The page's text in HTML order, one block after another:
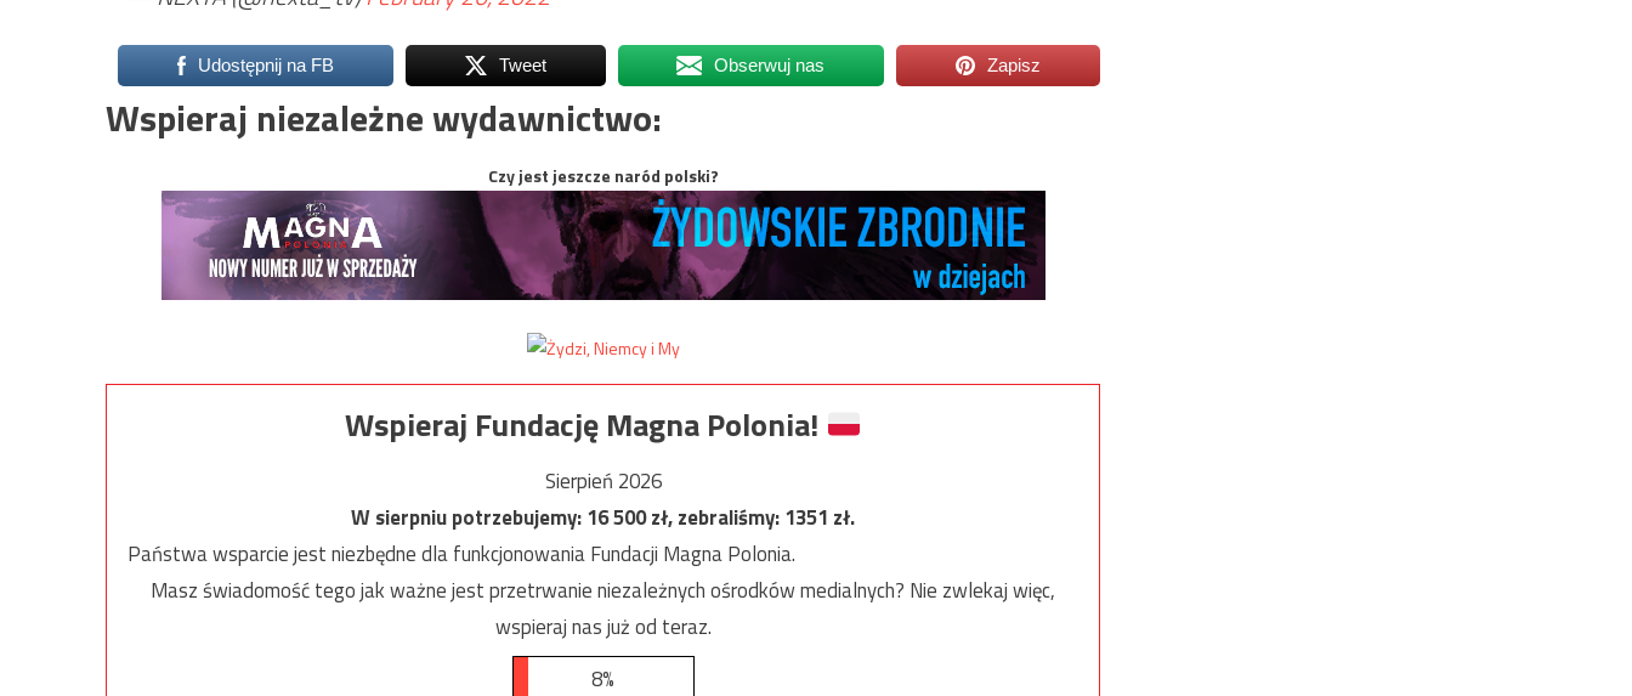
Udostępnij na FB Tweet Obserwuj nas Zapisz
Wspieraj niezależne wydawnictwo:
Czy jest jeszcze naród polski?
Wspieraj Fundację Magna Polonia!
Sierpień 2026
W sierpniu potrzebujemy:16 500zł, zebraliśmy:1351 zł.
Państwa wsparcie jest niezbędne dla funkcjonowania Fundacji Magna Polonia.
Masz świadomość tego jak ważne jest przetrwanie niezależnych ośrodków medialnych? Nie zwlekaj więc,
wspieraj nas już od teraz.
8%